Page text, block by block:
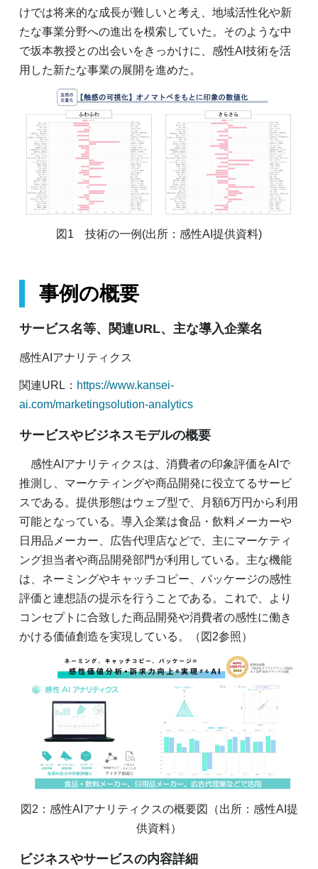
けでは将来的な成長が難しいと考え、地域活性化や新
たな事業分野への進出を模索していた。そのような中
で坂本教授との出会いをきっかけに、感性AI技術を活
用した新たな事業の展開を進めた。
図1 技術の一例(出所：感性AI提供資料)
事例の概要
サービス名等、関連URL、主な導入企業名
感性AIアナリティクス
関連URL： https://www.kansei-
ai.com/marketingsolution-analytics
サービスやビジネスモデルの概要
感性AIアナリティクスは、消費者の印象評価をAIで
推測し、マーケティングや商品開発に役立てるサービ
スである。提供形態はウェブ型で、月額6万円から利用
可能となっている。導入企業は食品・飲料メーカーや
日用品メーカー、広告代理店などで、主にマーケティ
ング担当者や商品開発部門が利用している。主な機能
は、ネーミングやキャッチコピー、パッケージの感性
評価と連想語の提示を行うことである。これで、より
コンセプトに合致した商品開発や消費者の感性に働き
かける価値創造を実現している。（図2参照）
図2：感性AIアナリティクスの概要図（出所：感性AI提
供資料）
ビジネスやサービスの内容詳細